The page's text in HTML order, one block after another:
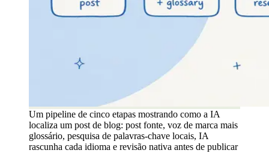
Um pipeline de cinco etapas mostrando como a IA
localiza um post de blog: post fonte, voz de marca mais
glossário, pesquisa de palavras-chave locais, IA
rascunha cada idioma e revisão nativa antes de publicar